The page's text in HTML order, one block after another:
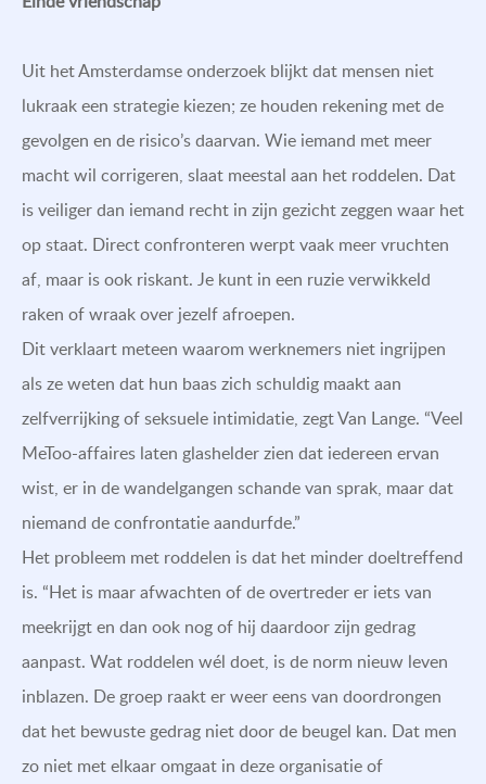
Uit het Amsterdamse onderzoek blijkt dat mensen niet
lukraak een strategie kiezen; ze houden rekening met de
gevolgen en de risico’s daarvan. Wie iemand met meer
macht wil corrigeren, slaat meestal aan het roddelen. Dat
is veiliger dan iemand recht in zijn gezicht zeggen waar het
op staat. Direct confronteren werpt vaak meer vruchten
af, maar is ook riskant. Je kunt in een ruzie verwikkeld
raken of wraak over jezelf afroepen.
Dit verklaart meteen waarom werknemers niet ingrijpen
als ze weten dat hun baas zich schuldig maakt aan
zelfverrijking of seksuele intimidatie, zegt Van Lange. “Veel
MeToo-affaires laten glashelder zien dat iedereen ervan
wist, er in de wandelgangen schande van sprak, maar dat
niemand de confrontatie aandurfde.”
Het probleem met roddelen is dat het minder doeltreffend
is. “Het is maar afwachten of de overtreder er iets van
meekrijgt en dan ook nog of hij daardoor zijn gedrag
aanpast. Wat roddelen wél doet, is de norm nieuw leven
inblazen. De groep raakt er weer eens van doordrongen
dat het bewuste gedrag niet door de beugel kan. Dat men
zo niet met elkaar omgaat in deze organisatie of